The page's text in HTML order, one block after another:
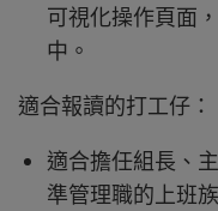
可視化操作頁面
中。
適合報讀的打工仔：
適合擔任組長、
準管理職的上班